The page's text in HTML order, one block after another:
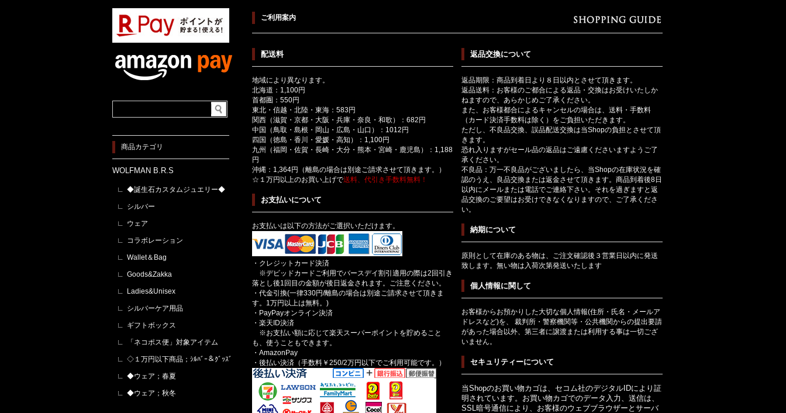
ご利用案内
配送料
地域により異なります。
北海道：1,100円
首都圏：550円
東北・信越・北陸・東海：583円
関西（滋賀・京都・大阪・兵庫・奈良・和歌）：682円
中国（鳥取・島根・岡山・広島・山口）：1012円
四国（徳島・香川・愛媛・高知）：1,100円
九州（福岡・佐賀・長崎・大分・熊本・宮崎・鹿児島）：1,188
円
沖縄：1,364円（離島の場合は別途ご請求させて頂きます。）
☆１万円以上のお買い上げで送料、代引き手数料無料！
お支払いについて
お支払いは以下の方法がご選択いただけます。
・クレジットカード決済
※デビッドカードご利用でバースデイ割引適用の際は2回引き
落とし後1回目の金額が後日返金されます。ご注意ください。
・代金引換(一律330円/離島の場合は別途ご請求させて頂きま
す。1万円以上は無料。)
・PayPayオンライン決済
・楽天ID決済
※お支払い額に応じて楽天スーパーポイントを貯めること
も、使うこともできます。
・AmazonPay
・後払い決済（手数料￥250/2万円以下でご利用可能です。）
返品交換について
返品期限：商品到着日より８日以内とさせて頂きます。
返品送料：お客様のご都合による返品・交換はお受けいたしか
ねますので、あらかじめご了承ください。
また、お客様都合によるキャンセルの場合は、送料・手数料
（カード決済手数料は除く）をご負担いただきます。
ただし、不良品交換、誤品配送交換は当Shopの負担とさせて頂
きます。
恐れ入りますがセール品の返品はご遠慮くださいますようご了
承ください。
不良品：万一不良品がございましたら、当Shopの在庫状況を確
認のうえ、良品交換または返金させて頂きます。商品到着後8日
以内にメールまたは電話でご連絡下さい。それを過ぎますと返
品交換のご要望はお受けできなくなりますので、ご了承くださ
い。
納期について
原則として在庫のある物は、ご注文確認後３営業日以内に発送
致します。無い物は入荷次第発送いたします
個人情報に関して
お客様からお預かりした大切な個人情報(住所・氏名・メールア
ドレスなど)を、 裁判所・警察機関等・公共機関からの提出要請
があった場合以外、第三者に譲渡または利用する事は一切ござ
いません。
セキュリティーについて
当Shopのお買い物カゴは、セコム社のデジタルIDにより証
明されています。お買い物カゴでのデータ入力、送信は、
SSL暗号通信により、お客様のウェブブラウザーとサーバ
商品カテゴリ
WOLFMAN B.R.S
◆誕生石カスタムジュエリー◆
シルバー
ウェア
コラボレーション
Wallet＆Bag
Goods&Zakka
Ladies&Unisex
シルバーケア用品
ギフトボックス
「ネコポス便」対象アイテム
◇１万円以下商品；ｼﾙﾊﾞｰ＆ｸﾞｯｽﾞ
◆ウェア；春夏
◆ウェア；秋冬